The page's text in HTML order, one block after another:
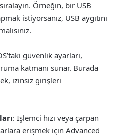
Örneğin, bir USB
istiyorsanız, USB aygıtını
güvenlik ayarları,
katmanı sunar. Burada
izinsiz girişleri
: İşlemci hızı veya çarpan
erişmek için Advanced